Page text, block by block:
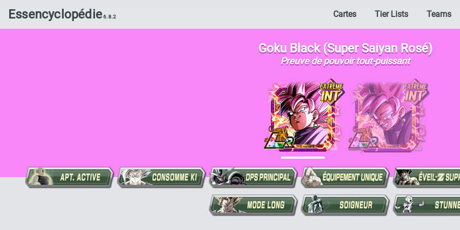
Essencyclopédie Cartes Tier Lists Teams
Goku Black (Super Saiyan Rosé)
Preuve de pouvoir tout-puissant